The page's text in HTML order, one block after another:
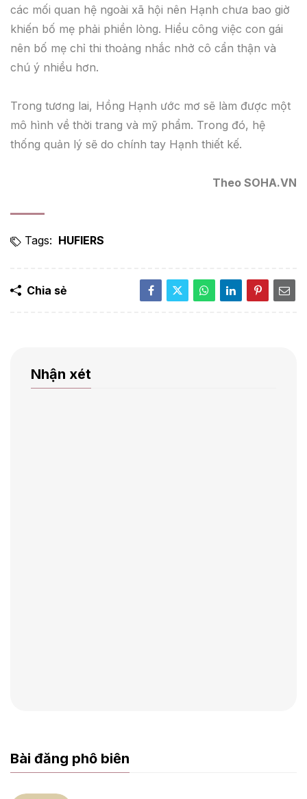
các mối quan hệ ngoài xã hội nên Hạnh chưa bao giờ
khiến bố mẹ phải phiền lòng. Hiểu công việc con gái
nên bố mẹ chỉ thi thoảng nhắc nhở cô cẩn thận và
chú ý nhiều hơn.
Trong tương lai, Hồng Hạnh ước mơ sẽ làm được một
mô hình về thời trang và mỹ phẩm. Trong đó, hệ
thống quản lý sẽ do chính tay Hạnh thiết kế.
Theo SOHA.VN
Tags: HUFIERS
Chia sẻ
Nhận xét
Bài đăng phổ biến